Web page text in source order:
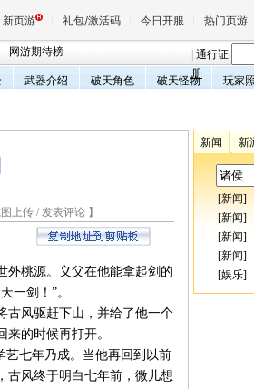
新页游 礼包/激活码 今日开服 热门页游
天堂
王权与
- 网游期待榜
通行证
册
武器介绍 破天角色 破天怪物 玩家
上传/ 发表评论】
外桃源。义父在他能拿起剑的
一剑！”。
风驱赶下山，并给了他一个
的时候再打开。
七年乃成。当他再回到以前
古风终于明白七年前，微儿想
新闻 新
[新闻]
[新闻]
[新闻]
[新闻]
[娱乐]